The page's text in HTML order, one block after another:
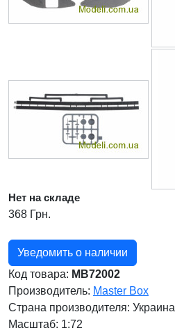
Нет на складе
368 Грн.
Уведомить о наличии
Код товара: MB72002
Производитель: Master Box
Страна производителя: Украина
Масштаб: 1:72